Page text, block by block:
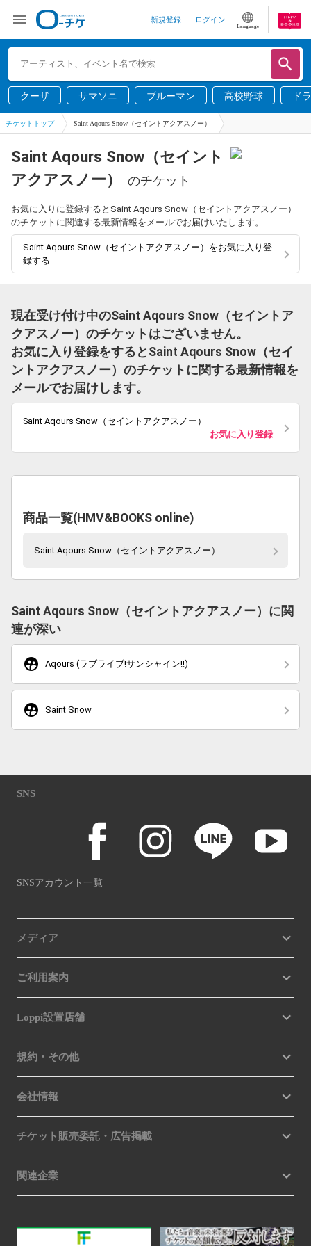
新規登録 ログイン
Language
クーザ サマソニ ブルーマン 高校野球 ド
チケットトップ Saint Aqours Snow（セイントアクアスノー）
Saint Aqours Snow（セイント
アクアスノー）
のチケット
お気に入りに登録するとSaint Aqours Snow（セイントアクアスノー）
のチケットに関連する最新情報をメールでお届けいたします。
Saint Aqours Snow（セイントアクアスノー）をお気に入り登
録する
現在受け付け中のSaint Aqours Snow（セイントア
クアスノー）のチケットはございません。
お気に入り登録をするとSaint Aqours Snow（セイ
ントアクアスノー）のチケットに関する最新情報を
メールでお届けします。
Saint Aqours Snow（セイントアクアスノー）
お気に入り登録
商品一覧(HMV&BOOKS online)
Saint Aqours Snow（セイントアクアスノー）
Saint Aqours Snow（セイントアクアスノー）に関
連が深い
supervised_user_circle Aqours (ラブライブ!サンシャイン!!)
supervised_user_circle Saint Snow
SNS
SNSアカウント一覧
メディア
ご利用案内
Loppi設置店舗
規約・その他
会社情報
チケット販売委託・広告掲載
関連企業